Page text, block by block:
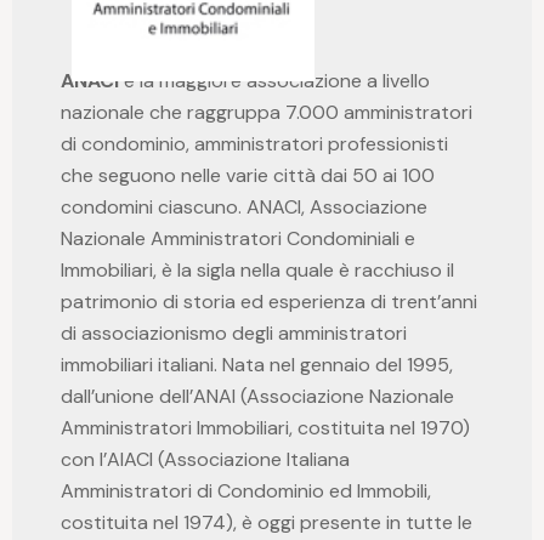
ANACIè la maggiore associazione a livello
nazionale che raggruppa 7.000 amministratori
di condominio, amministratori professionisti
che seguono nelle varie città dai 50 ai 100
condomini ciascuno. ANACI, Associazione
Nazionale Amministratori Condominiali e
Immobiliari, è la sigla nella quale è racchiuso il
patrimonio di storia ed esperienza di trent’anni
di associazionismo degli amministratori
immobiliari italiani. Nata nel gennaio del 1995,
dall’unione dell’ANAI (Associazione Nazionale
Amministratori Immobiliari, costituita nel 1970)
con l’AIACI (Associazione Italiana
Amministratori di Condominio ed Immobili,
costituita nel 1974), è oggi presente in tutte le